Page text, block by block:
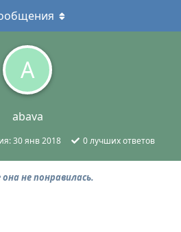
A
abava
30 янв 2018 0лучших ответов
не понравилась.